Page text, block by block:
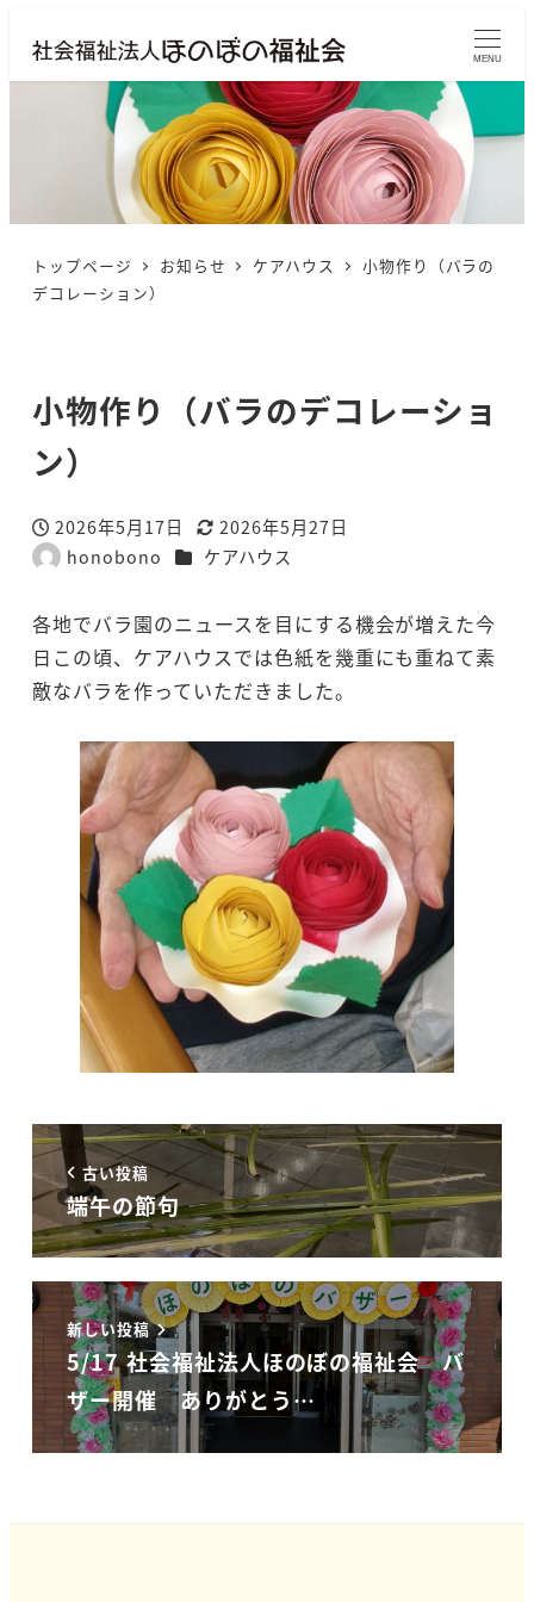
MENU
トップページ お知らせ ケアハウス
小物作り（バラの
デコレーション）
小物作り（バラのデコレーショ
ン）
投稿日
2026年5月17日
更新日
2026年5月27日
著
honobono カテゴリー
ケアハウス
各地でバラ園のニュースを目にする機会が増えた今
日この頃、ケアハウスでは色紙を幾重にも重ねて素
敵なバラを作っていただきました。
古い投稿
端午の節句
新しい投稿
5/17 社会福祉法人ほのぼの福祉会 バ
ザー開催 ありがとう…